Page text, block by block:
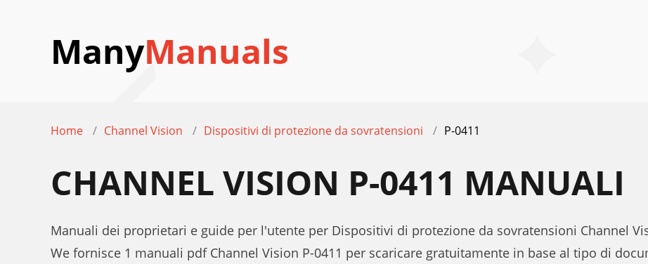
ManyManuals
Home Channel Vision Dispositivi di protezione da sovratensioni P-0411
CHANNEL VISION P-0411 MANUALI
Manuali dei proprietari e guide per l'utente per Dispositivi di protezione da sovratensioni Channel
We fornisce 1 manuali pdf Channel Vision P-0411 per scaricare gratuitamente in base al tipo di